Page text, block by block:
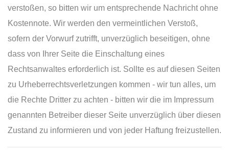
verstoßen, so bitten wir um entsprechende Nachricht ohne
Kostennote. Wir werden den vermeintlichen Verstoß,
sofern der Vorwurf zutrifft, unverzüglich beseitigen, ohne
dass von Ihrer Seite die Einschaltung eines
Rechtsanwaltes erforderlich ist. Sollte es auf diesen Seiten
zu Urheberrechtsverletzungen kommen - wir tun alles, um
die Rechte Dritter zu achten - bitten wir die im Impressum
genannten Betreiber dieser Seite unverzüglich über diesen
Zustand zu informieren und von jeder Haftung freizustellen.